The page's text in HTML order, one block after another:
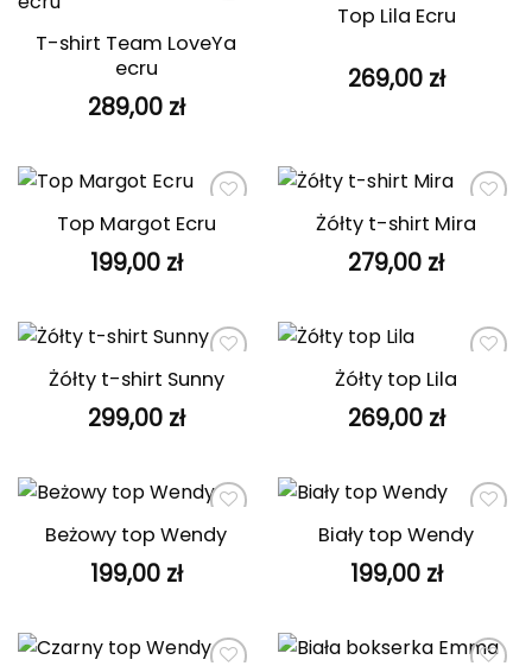
ulubionych
T-shirt Team LoveYa
ecru
289,00 zł
Dodaj do
Top Lila Ecru
269,00 zł
Dodaj do
Top Margot Ecru
199,00 zł
Dodaj do
Żółty t-shirt Mira
279,00 zł
Dodaj do
ulubionych
Żółty t-shirt Sunny
299,00 zł
Dodaj do
Żółty top Lila
269,00 zł
Dodaj do
ulubionych
Beżowy top Wendy
199,00 zł
Dodaj do
ulubionych
Biały top Wendy
199,00 zł